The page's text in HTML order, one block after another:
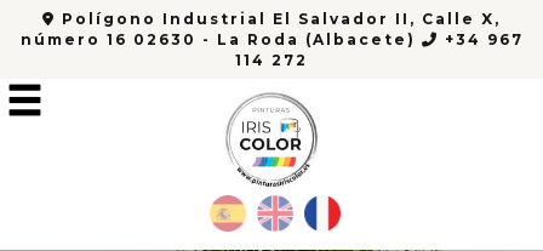
Polígono Industrial El Salvador II, Calle X,
número 16 02630 - La Roda (Albacete)
+34 967
114 272